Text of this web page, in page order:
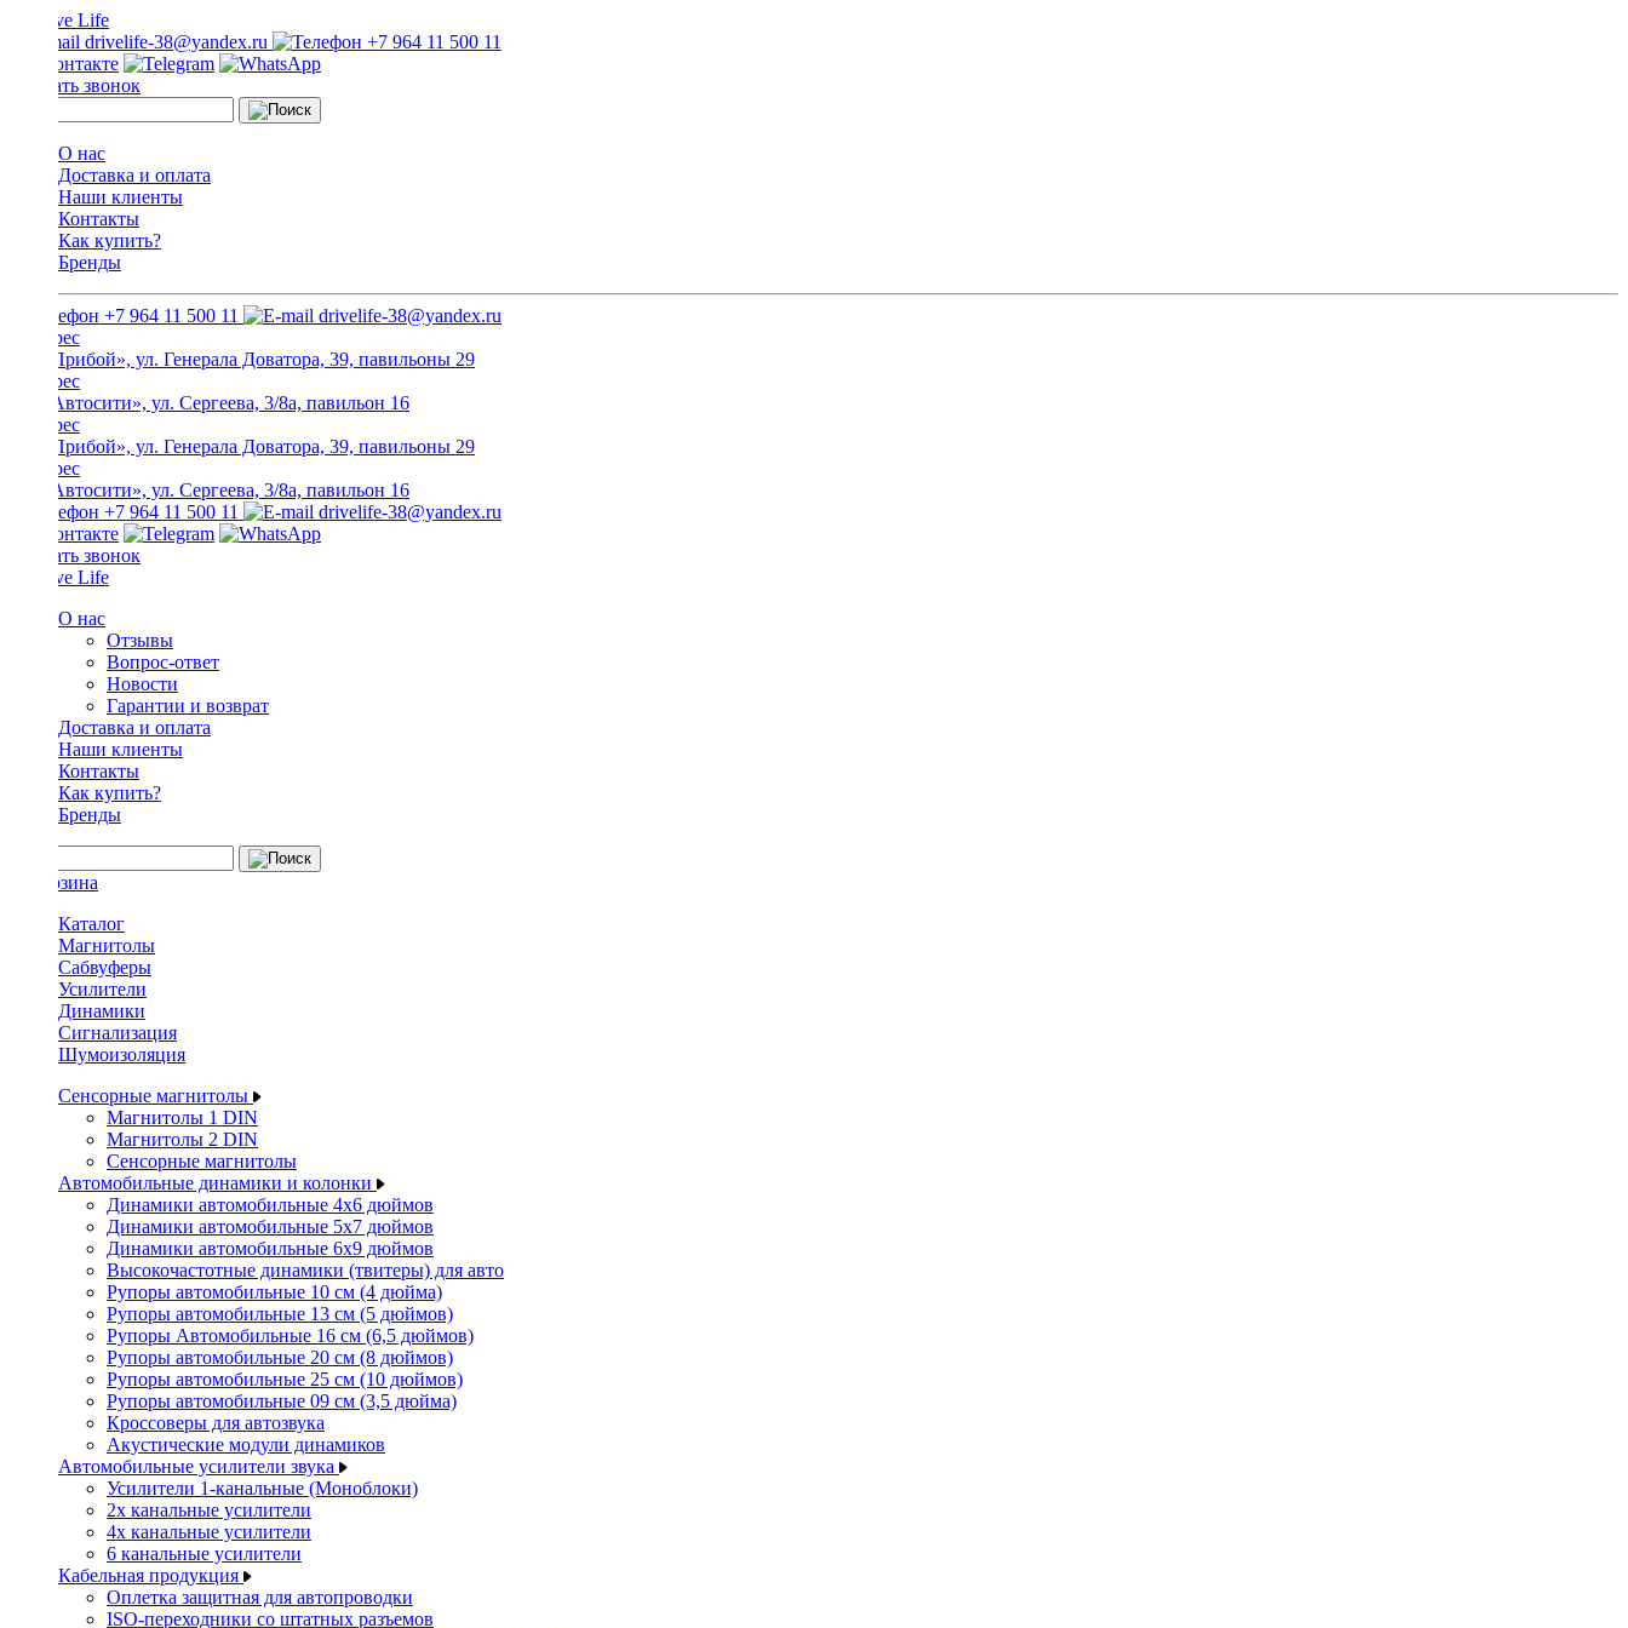
drivelife-38@yandex.ru +7 964 11 500 11
Заказать звонок
О нас
Доставка и оплата
Наши клиенты
Контакты
Как купить?
Бренды
+7 964 11 500 11 drivelife-38@yandex.ru
ТЦ «Прибой», ул. Генерала Доватора, 39, павильоны 29
ТЦ «Автосити», ул. Сергеева, 3/8а, павильон 16
ТЦ «Прибой», ул. Генерала Доватора, 39, павильоны 29
ТЦ «Автосити», ул. Сергеева, 3/8а, павильон 16
+7 964 11 500 11
drivelife-38@yandex.ru
Заказать звонок
О нас
Отзывы
Вопрос-ответ
Новости
Гарантии и возврат
Доставка и оплата
Наши клиенты
Контакты
Как купить?
Бренды
Каталог
Магнитолы
Сабвуферы
Усилители
Динамики
Сигнализация
Шумоизоляция
Сенсорные магнитолы
Магнитолы 1 DIN
Магнитолы 2 DIN
Сенсорные магнитолы
Автомобильные динамики и колонки
Динамики автомобильные 4x6 дюймов
Динамики автомобильные 5x7 дюймов
Динамики автомобильные 6x9 дюймов
Высокочастотные динамики (твитеры) для авто
Рупоры автомобильные 10 см (4 дюйма)
Рупоры автомобильные 13 см (5 дюймов)
Рупоры Автомобильные 16 см (6,5 дюймов)
Рупоры автомобильные 20 см (8 дюймов)
Рупоры автомобильные 25 см (10 дюймов)
Рупоры автомобильные 09 см (3,5 дюйма)
Кроссоверы для автозвука
Акустические модули динамиков
Автомобильные усилители звука
Усилители 1-канальные (Моноблоки)
2х канальные усилители
4х канальные усилители
6 канальные усилители
Кабельная продукция
Оплетка защитная для автопроводки
ISO-переходники со штатных разъемов